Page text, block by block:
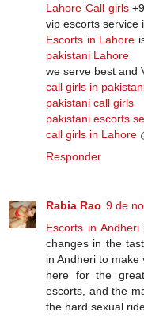
Lahore Call girls
vip escorts service
Escorts in Lahore
pakistani Lahore
we serve best and
call girls in
pakistani call girls
pakistani escorts
call girls in Lahore
Responder
Rabia Rao 9 de
Escorts in Andheri
changes in the
in Andheri to
here for the
escorts, and the
the hard sexual